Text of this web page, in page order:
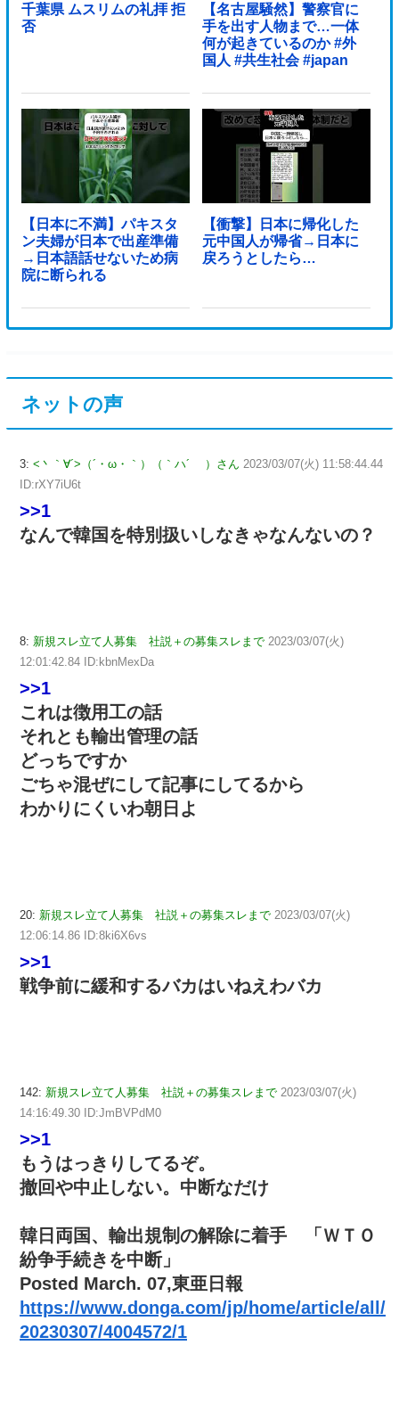
千葉県 ムスリムの礼拝 拒
否
【名古屋騒然】警察官に
手を出す人物まで…一体
何が起きているのか #外
国人 #共生社会 #japan
【日本に不満】パキスタ
ン夫婦が日本で出産準備
→日本語話せないため病
院に断られる
【衝撃】日本に帰化した
元中国人が帰省→日本に
戻ろうとしたら…
ネットの声
3: <丶｀∀´>（´・ω・｀）（｀ハ´ ）さん 2023/03/07(火) 11:58:44.44
ID:rXY7iU6t
>>1
なんで韓国を特別扱いしなきゃなんないの？
8: 新規スレ立て人募集 社説＋の募集スレまで 2023/03/07(火)
12:01:42.84 ID:kbnMexDa
>>1
これは徴用工の話
それとも輸出管理の話
どっちですか
ごちゃ混ぜにして記事にしてるから
わかりにくいわ朝日よ
20: 新規スレ立て人募集 社説＋の募集スレまで 2023/03/07(火)
12:06:14.86 ID:8ki6X6vs
>>1
戦争前に緩和するバカはいねえわバカ
142: 新規スレ立て人募集 社説＋の募集スレまで 2023/03/07(火)
14:16:49.30 ID:JmBVPdM0
>>1
もうはっきりしてるぞ。
撤回や中止しない。中断なだけ
韓日両国、輸出規制の解除に着手 「ＷＴＯ
紛争手続きを中断」
Posted March. 07,東亜日報
https://www.donga.com/jp/home/article/all/
20230307/4004572/1